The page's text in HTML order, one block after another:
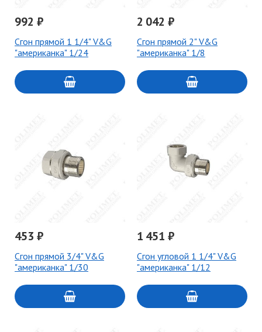
992 ₽
Сгон прямой 1 1/4" V&G
"американка" 1/24
2 042 ₽
Сгон прямой 2" V&G
"американка" 1/8
453 ₽
Сгон прямой 3/4" V&G
"американка" 1/30
1 451 ₽
Сгон угловой 1 1/4" V&G
"американка" 1/12